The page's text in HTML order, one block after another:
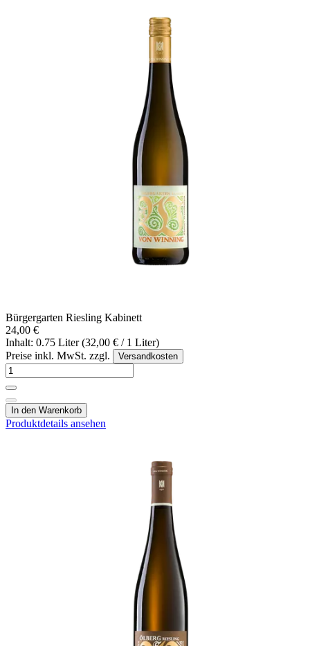
Bürgergarten Riesling Kabinett
24,00 €
Inhalt: 0.75 Liter (32,00 € / 1 Liter)
Preise inkl. MwSt. zzgl.
Versandkosten
In den Warenkorb
Produktdetails ansehen